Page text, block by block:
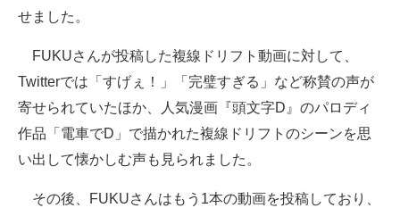
せました。
FUKUさんが投稿した複線ドリフト動画に対して、
Twitterでは「すげぇ！」「完璧すぎる」など称賛の声が
寄せられていたほか、人気漫画『頭文字D』のパロディ
作品「電車でD」で描かれた複線ドリフトのシーンを思
い出して懐かしむ声も見られました。
その後、FUKUさんはもう1本の動画を投稿しており、